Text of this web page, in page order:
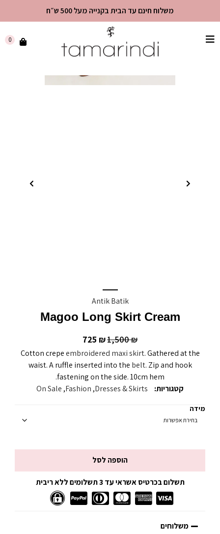
שִׂים
משלוח חינם עד הבית בקנייה מעל 500 ש״ח
0
Antik Batik
Magoo Long Skirt Cream
1,500₪
725 ₪
Cotton crepeembroidered maxi skirt. Gathered at the
waist. A ruffle inserted into the belt. Zip and hook
fastening on the side. 10cm hem.
קטגוריות:
Dresses & Skirts
,
Fashion
,
On Sale
מידה
הוספה לסל
תשלום בכרטיס אשראי עד 3 תשלומים ללא ריבית
משלוחים